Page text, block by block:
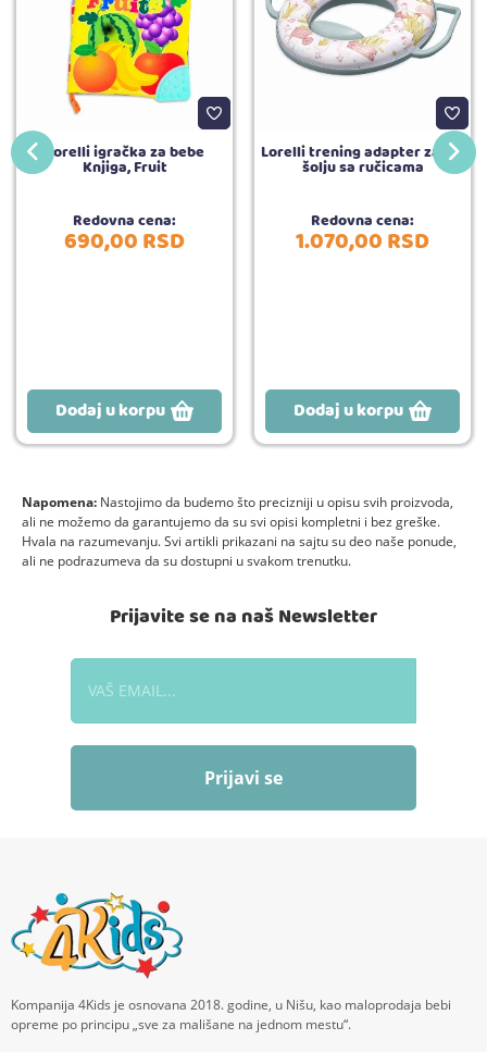
Lorelli igračka za bebe
Knjiga, Fruit
Redovna cena:
690,00RSD
Dodaj u korpu
Lorelli trening adapter za WC
šolju sa ručicama
Redovna cena:
1.070,00RSD
Dodaj u korpu
Napomena: Nastojimo da budemo što precizniji u opisu svih proizvoda,
ali ne možemo da garantujemo da su svi opisi kompletni i bez greške.
Hvala na razumevanju. Svi artikli prikazani na sajtu su deo naše ponude,
ali ne podrazumeva da su dostupni u svakom trenutku.
Prijavite se na naš Newsletter
Prijavi se
Kompanija 4Kids je osnovana 2018. godine, u Nišu, kao maloprodaja bebi
opreme po principu „sve za mališane na jednom mestu“.